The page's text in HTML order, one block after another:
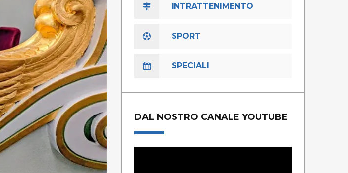
INTRATTENIMENTO
SPORT
SPECIALI
DAL NOSTRO CANALE YOUTUBE